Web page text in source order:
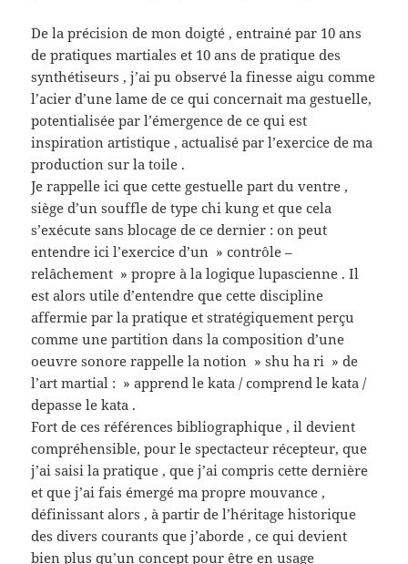
De la précision de mon doigté , entrainé par 10 ans
de pratiques martiales et 10 ans de pratique des
synthétiseurs , j’ai pu observé la finesse aigu comme
l’acier d’une lame de ce qui concernait ma gestuelle,
potentialisée par l’émergence de ce qui est
inspiration artistique , actualisé par l’exercice de ma
production sur la toile .
Je rappelle ici que cette gestuelle part du ventre ,
siège d’un souffle de type chi kung et que cela
s’exécute sans blocage de ce dernier : on peut
entendre ici l’exercice d’un » contrôle –
relâchement » propre à la logique lupascienne . Il
est alors utile d’entendre que cette discipline
affermie par la pratique et stratégiquement perçu
comme une partition dans la composition d’une
oeuvre sonore rappelle la notion » shu ha ri » de
l’art martial : » apprend le kata / comprend le kata /
depasse le kata .
Fort de ces références bibliographique , il devient
compréhensible, pour le spectacteur récepteur, que
j’ai saisi la pratique , que j’ai compris cette dernière
et que j’ai fais émergé ma propre mouvance ,
définissant alors , à partir de l’héritage historique
des divers courants que j’aborde , ce qui devient
bien plus qu’un concept pour être en usage